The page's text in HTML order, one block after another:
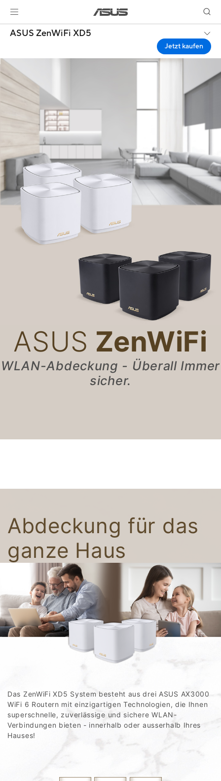
ASUS ZenWiFi XD5
Jetzt kaufen
ASUS ZenWiFi
WLAN-Abdeckung - Überall Immer
sicher.
Abdeckung für das
ganze Haus
Das ZenWiFi XD5 System besteht aus drei ASUS AX3000
WiFi 6 Routern mit einzigartigen Technologien, die Ihnen
superschnelle, zuverlässige und sichere WLAN-
Verbindungen bieten - innerhalb oder ausserhalb Ihres
Hauses!